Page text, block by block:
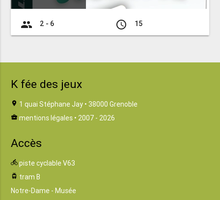
group 2 - 6 access_time 15
K fée des jeux
location_on 1 quai Stéphane Jay • 38000 Grenoble
business_center mentions légales • 2007 - 2026
Accès
directions_bike piste cyclable V63
tram tram B
Notre-Dame - Musée